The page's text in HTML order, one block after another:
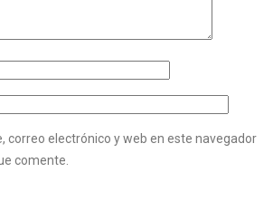
correo electrónico y web en este navegador
comente.